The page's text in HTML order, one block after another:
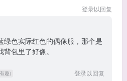
登录以回复
绿色实际红色的偶像服，那个是
包里了好像。
趣) 登录以回复